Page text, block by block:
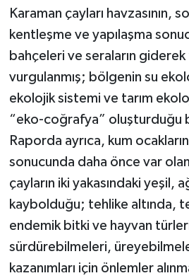
Karaman çayları havzasının,
kentleşme ve yapılaşma
bahçeleri ve seraların
vurgulanmış; bölgenin su
ekolojik sistemi ve tarım
“eko-coğrafya” oluşturduğu
Raporda ayrıca, kum
sonucunda daha önce var olan
çayların iki yakasındaki yeşil,
kaybolduğu; tehlike altında,
endemik bitki ve hayvan
sürdürebilmeleri,
kazanımları için önlemler